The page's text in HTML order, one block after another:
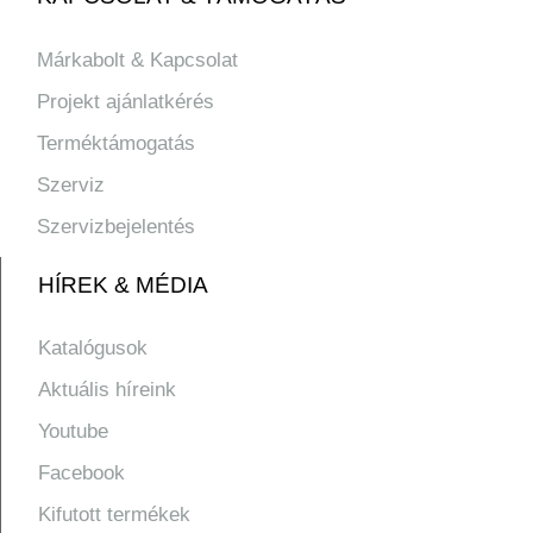
Márkabolt & Kapcsolat
Projekt ajánlatkérés
Terméktámogatás
Szerviz
Szervizbejelentés
HÍREK & MÉDIA
Katalógusok
Aktuális híreink
Youtube
Facebook
Kifutott termékek